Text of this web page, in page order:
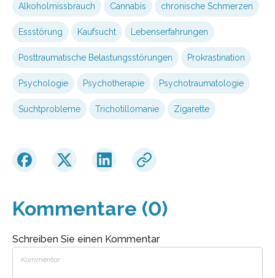
Alkoholmissbrauch Cannabis chronische Schmerzen
Essstörung Kaufsucht Lebenserfahrungen
Posttraumatische Belastungsstörungen Prokrastination
Psychologie Psychotherapie Psychotraumatologie
Suchtprobleme Trichotillomanie Zigarette
Kommentare (0)
Schreiben Sie einen Kommentar